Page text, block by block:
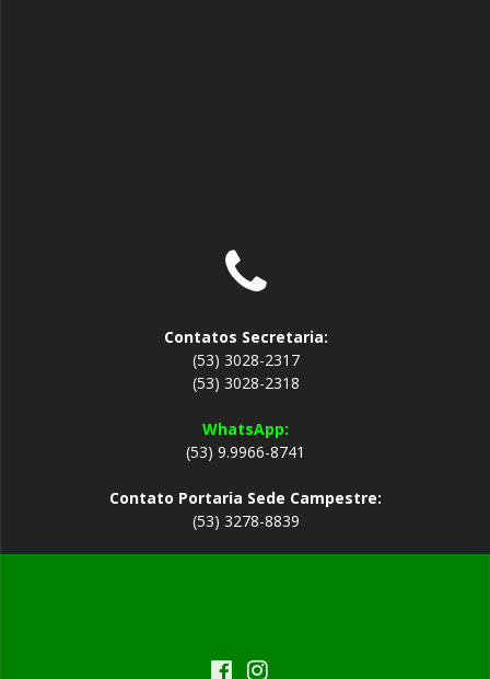
Contatos Secretaria:
(53) 3028-2317
(53) 3028-2318
WhatsApp:
(53) 9.9966-8741
Contato Portaria Sede Campestre:
(53) 3278-8839